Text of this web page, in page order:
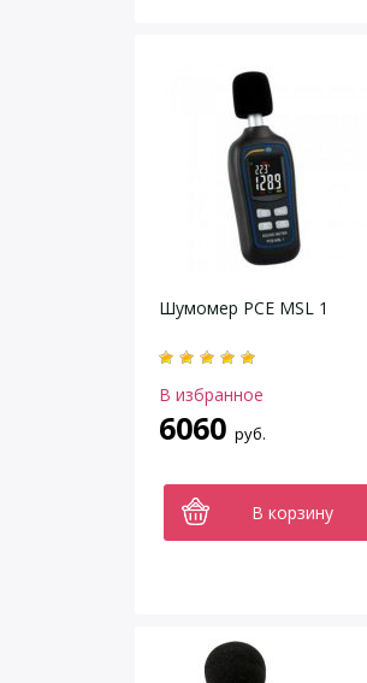
Шумомер PCE MSL 1
В избранное
6060 руб.
В корзину